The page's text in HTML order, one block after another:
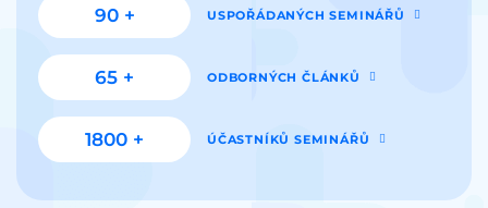
90 + USPOŘÁDANÝCH SEMINÁŘŮ
65 + ODBORNÝCH ČLÁNKŮ
1800 + ÚČASTNÍKŮ SEMINÁŘŮ